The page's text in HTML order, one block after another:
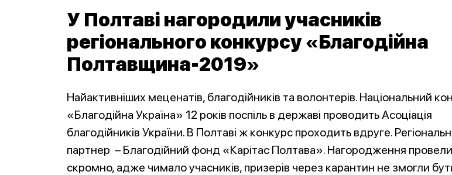
У Полтаві нагородили учасників
регіонального конкурсу «Благодійна
Полтавщина-2019»
Найактивніших меценатів, благодійників та волонтерів. Національний
«Благодійна Україна» 12 років поспіль в державі проводить Асоціація
благодійників України. В Полтаві ж конкурс проходить вдруге.
партнер – Благодійний фонд «Карітас Полтава». Нагородження провели
скромно, адже чимало учасників, призерів через карантин не змогли